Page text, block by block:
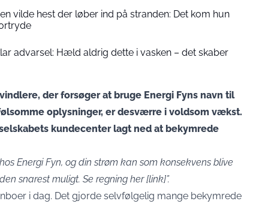
vilde hest der løber ind på stranden: Det kom hun
advarsel: Hæld aldrig dette i vasken – det skaber
der forsøger at bruge Energi Fyns navn til
oplysninger, er desværre i voldsom vækst.
kundecenter lagt ned at bekymrede
Energi Fyn, og din strøm kan som konsekvens blive
snarest muligt. Se regning her [link]”.
i dag. Det gjorde selvfølgelig mange bekymrede